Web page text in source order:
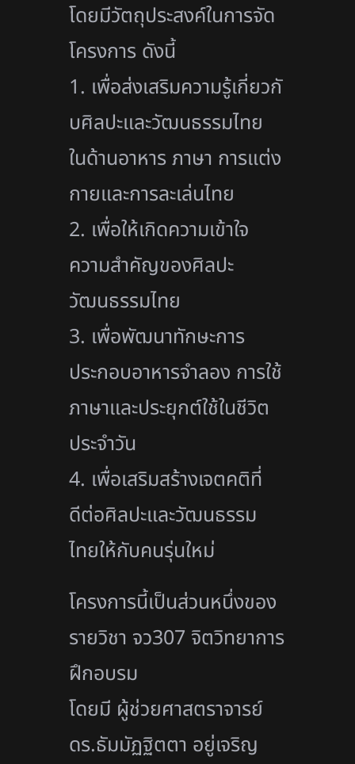
โดยมีวัตถุประสงค์ในการจัด
โครงการ ดังนี้
1. เพื่อส่งเสริมความรู้เกี่ยวกั
บศิลปะและวัฒนธรรมไทย
ในด้านอาหาร ภาษา การแต่ง
กายและการละเล่นไทย
2. เพื่อให้เกิดความเข้าใจ
ความสำคัญของศิลปะ
วัฒนธรรมไทย
3. เพื่อพัฒนาทักษะการ
ประกอบอาหารจำลอง การใช้
ภาษาและประยุกต์ใช้ในชีวิต
ประจำวัน
4. เพื่อเสริมสร้างเจตคติที่
ดีต่อศิลปะและวัฒนธรรม
ไทยให้กับคนรุ่นใหม่
โครงการนี้เป็นส่วนหนึ่งของ
รายวิชา จว307 จิตวิทยาการ
ฝึกอบรม
โดยมี ผู้ช่วยศาสตราจารย์
ดร.ธัมมัฏฐิตตา อยู่เจริญ